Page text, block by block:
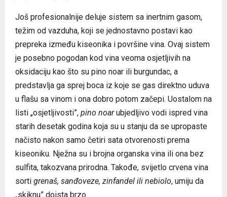
Još profesionalnije deluje sistem sa inertnim gasom,
težim od vazduha, koji se jednostavno postavi kao
prepreka između kiseonika i površine vina. Ovaj sistem
je posebno pogodan kod vina veoma osjetljivih na
oksidaciju kao što su pino noar ili burgundac, a
predstavlja ga sprej boca iz koje se gas direktno uduva
u flašu sa vinom i ona dobro potom začepi. Uostalom na
listi „osjetljivosti”, pino noarubjedljivo vodi ispred vina
starih desetak godina koja su u stanju da se upropaste
načisto nakon samo četiri sata otvorenosti prema
kiseoniku. Nježna su i brojna organska vina ili ona bez
sulfita, takozvana prirodna. Takođe, svijetlo crvena vina
sorti grenaš, sanđoveze, zinfandel ili nebiolo, umiju da
„skiknu” doista brzo.